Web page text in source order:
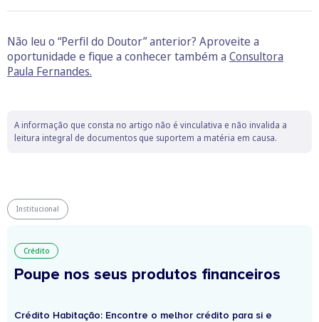
Não leu o “Perfil do Doutor” anterior? Aproveite a
oportunidade e fique a conhecer também a Consultora
Paula Fernandes.
A informação que consta no artigo não é vinculativa e não invalida a
leitura integral de documentos que suportem a matéria em causa.
Institucional
Crédito
Poupe nos seus produtos financeiros
Crédito Habitação: Encontre o melhor crédito para si e